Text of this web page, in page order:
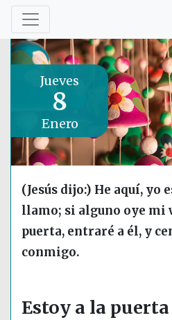
Jueves
8
Enero
(Jesús dijo:) He aquí, yo
llamo; si alguno oye mi
puerta, entraré a él, y
conmigo.
Estoy a la